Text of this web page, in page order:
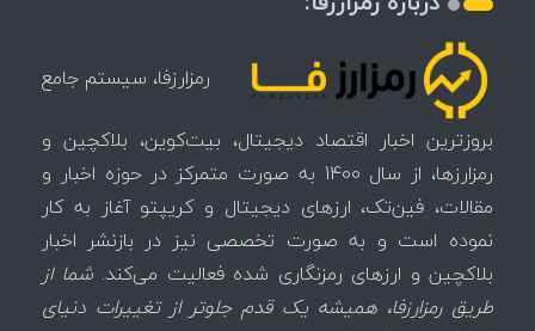
رمزارزفا، سیستم جامع
بروزترین اخبار اقتصاد دیجیتال، بیت‌کوین، بلاکچین و
رمزارزها، از سال 1400 به صورت متمرکز در حوزه اخبار و
مقالات، فین‌تک، ارزهای‌ دیجیتال و کریپتو آغاز به کار
نموده است و به صورت تخصصی نیز در بازنشر اخبار
بلاکچین و ارزهای رمزنگاری شده فعالیت می‌کند.شما از
طریق رمزارزفا، همیشه یک قدم جلوتر از تغییرات دنیای